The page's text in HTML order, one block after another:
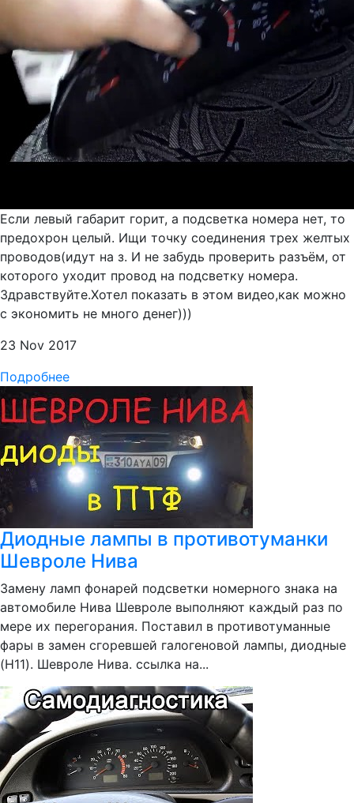
Если левый габарит горит, а подсветка номера нет, то
предохрон целый. Ищи точку соединения трех желтых
проводов(идут на з. И не забудь проверить разъём, от
которого уходит провод на подсветку номера.
Здравствуйте.Хотел показать в этом видео,как можно
с экономить не много денег)))
23 Nov 2017
Подробнее
Диодные лампы в противотуманки
Шевроле Нива
Замену ламп фонарей подсветки номерного знака на
автомобиле Нива Шевроле выполняют каждый раз по
мере их перегорания. Поставил в противотуманные
фары в замен сгоревшей галогеновой лампы, диодные
(H11). Шевроле Нива. ссылка на...